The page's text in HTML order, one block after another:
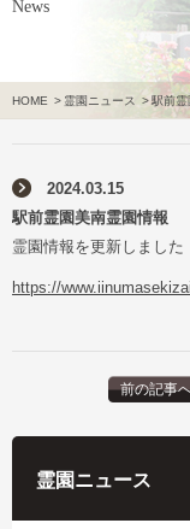
News
HOME > 霊園ニュース >駅前霊
2024.03.15
駅前霊園美南霊園情報
霊園情報を更新しました
https://
前の記事
霊園ニュース